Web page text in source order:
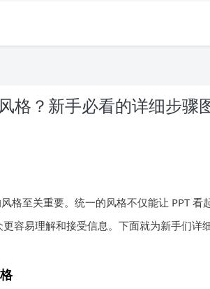
格？新手必看的详细步骤
格至关重要。统一的风格不仅能让 PPT
容易理解和接受信息。下面就为新手们详